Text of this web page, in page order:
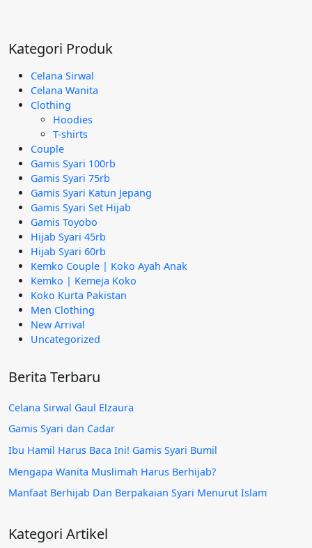
Rp189.000.
Kategori Produk
Celana Sirwal
Celana Wanita
Clothing
Hoodies
T-shirts
Couple
Gamis Syari 100rb
Gamis Syari 75rb
Gamis Syari Katun Jepang
Gamis Syari Set Hijab
Gamis Toyobo
Hijab Syari 45rb
Hijab Syari 60rb
Kemko Couple | Koko Ayah Anak
Kemko | Kemeja Koko
Koko Kurta Pakistan
Men Clothing
New Arrival
Uncategorized
Berita Terbaru
Celana Sirwal Gaul Elzaura
Gamis Syari dan Cadar
Ibu Hamil Harus Baca Ini! Gamis Syari Bumil
Mengapa Wanita Muslimah Harus Berhijab?
Manfaat Berhijab Dan Berpakaian Syari Menurut Islam
Kategori Artikel